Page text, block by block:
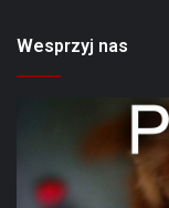
Wesprzyj nas